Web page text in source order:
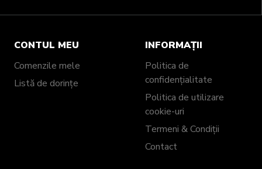
CONTUL MEU
Comenzile mele
Listă de dorințe
INFORMAȚII
Politica de
confidențialitate
Politica de utilizare
cookie-uri
Termeni & Condiții
Contact